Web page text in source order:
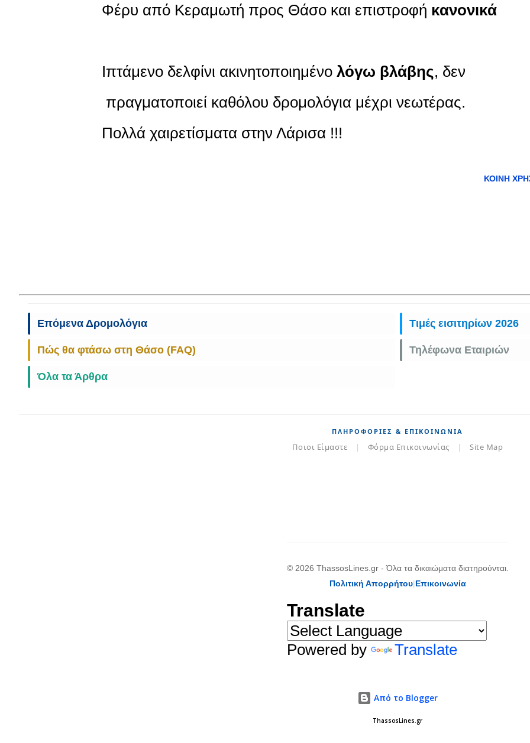
Φέρυ από Κεραμωτή προς Θάσο και επιστροφή κανονικά
Ιπτάμενο δελφίνι ακινητοποιημένο λόγω βλάβης, δεν
πραγματοποιεί καθόλου δρομολόγια μέχρι νεωτέρας.
Πολλά χαιρετίσματα στην Λάρισα !!!
ΚΟΙΝΉ
Επόμενα Δρομολόγια Τιμές εισιτηρίων 2026
Πώς θα φτάσω στη Θάσο (FAQ) Τηλέφωνα Εταιριών
Όλα τα Άρθρα
ΠΛΗΡΟΦΟΡΊΕΣ & ΕΠΙΚΟΙΝΩΝΊΑ
Ποιοι Είμαστε | Φόρμα Επικοινωνίας | Site Map
© 2026 ThassosLines.gr - Όλα τα δικαιώματα διατηρούνται.
Πολιτική Απορρήτου|Επικοινωνία
Translate
Powered by Translate
Από το Blogger
ThassosLines.gr